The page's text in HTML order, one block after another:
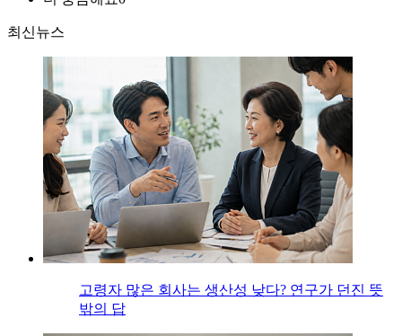
최신뉴스
고령자 많은 회사는 생산성 낮다? 연구가 던진 뜻
밖의 답